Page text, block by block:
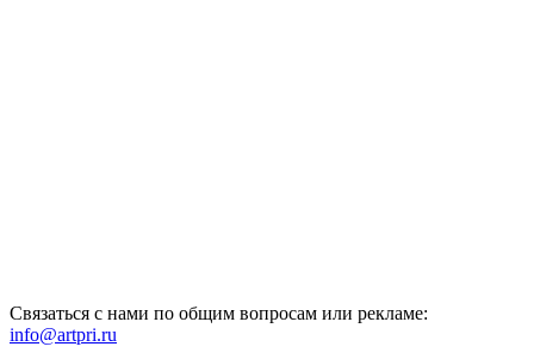
Связаться с нами по общим вопросам или рекламе:
info@artpri.ru